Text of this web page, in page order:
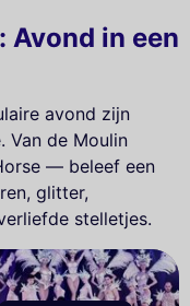
Avond in een
avond zijn
Van de Moulin
— beleef een
glitter,
stelletjes.